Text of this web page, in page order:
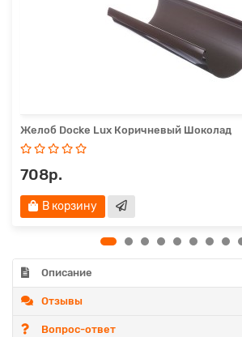
Желоб Docke Lux Коричневый Шоколад
708р.
В корзину
Описание
Отзывы
Вопрос-ответ